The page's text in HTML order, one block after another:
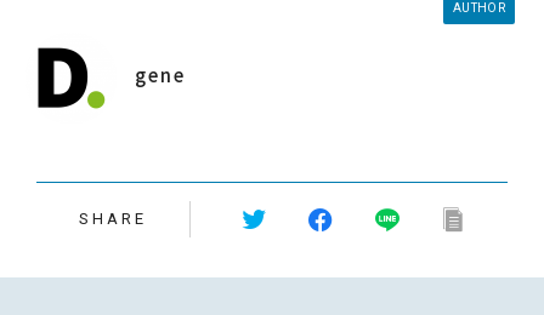
AUTHOR
gene
SHARE